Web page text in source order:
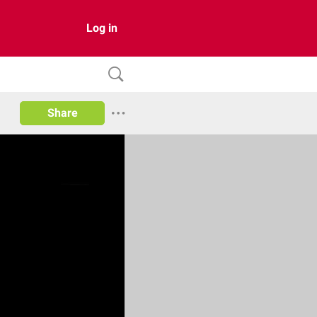
Log in
Share